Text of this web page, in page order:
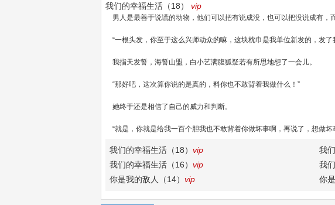
我们的幸福生活（18） vip
男人是最善于说谎的动物，他们可以把有说成没，也可以把没说成有，
“一根头发，你至于这么兴师动众的嘛，这块枕巾是我单位新发的，发
我指天发誓，海誓山盟，白小艺满腹狐疑若有所思地想了一会儿。
“那好吧，这次算你说的是真的，料你也不敢背着我做什么！”
她终于还是相信了自己的威力和判断。
“就是，你就是给我一百个胆我也不敢背着你做坏事啊，再说了，想做
我们的幸福生活（18） vip 我
我们的幸福生活（16） vip 我
你是我的敌人（14） vip 你